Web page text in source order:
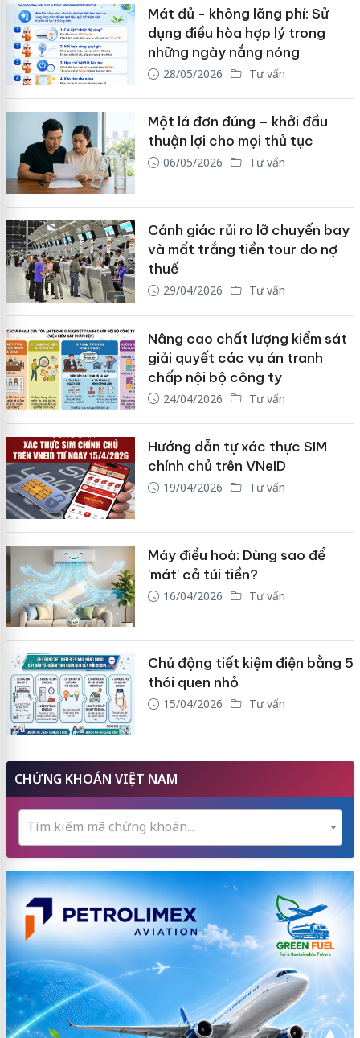
Mát đủ - không lãng phí: Sử
dụng điều hòa hợp lý trong
những ngày nắng nóng
28/05/2026 Tư vấn
Một lá đơn đúng – khởi đầu
thuận lợi cho mọi thủ tục
06/05/2026 Tư vấn
Cảnh giác rủi ro lỡ chuyến bay
và mất trắng tiền tour do nợ
thuế
29/04/2026 Tư vấn
Nâng cao chất lượng kiểm sát
giải quyết các vụ án tranh
chấp nội bộ công ty
24/04/2026 Tư vấn
Hướng dẫn tự xác thực SIM
chính chủ trên VNeID
19/04/2026 Tư vấn
Máy điều hoà: Dùng sao để
'mát' cả túi tiền?
16/04/2026 Tư vấn
Chủ động tiết kiệm điện bằng 5
thói quen nhỏ
15/04/2026 Tư vấn
CHỨNG KHOÁN VIỆT NAM
Tìm kiếm mã chứng khoán...